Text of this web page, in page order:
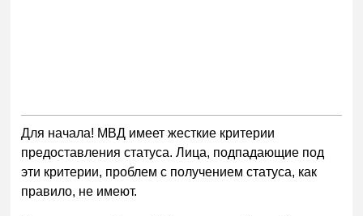
Для начала! МВД имеет жесткие критерии
предоставления статуса. Лица, подпадающие под
эти критерии, проблем с получением статуса, как
правило, не имеют.